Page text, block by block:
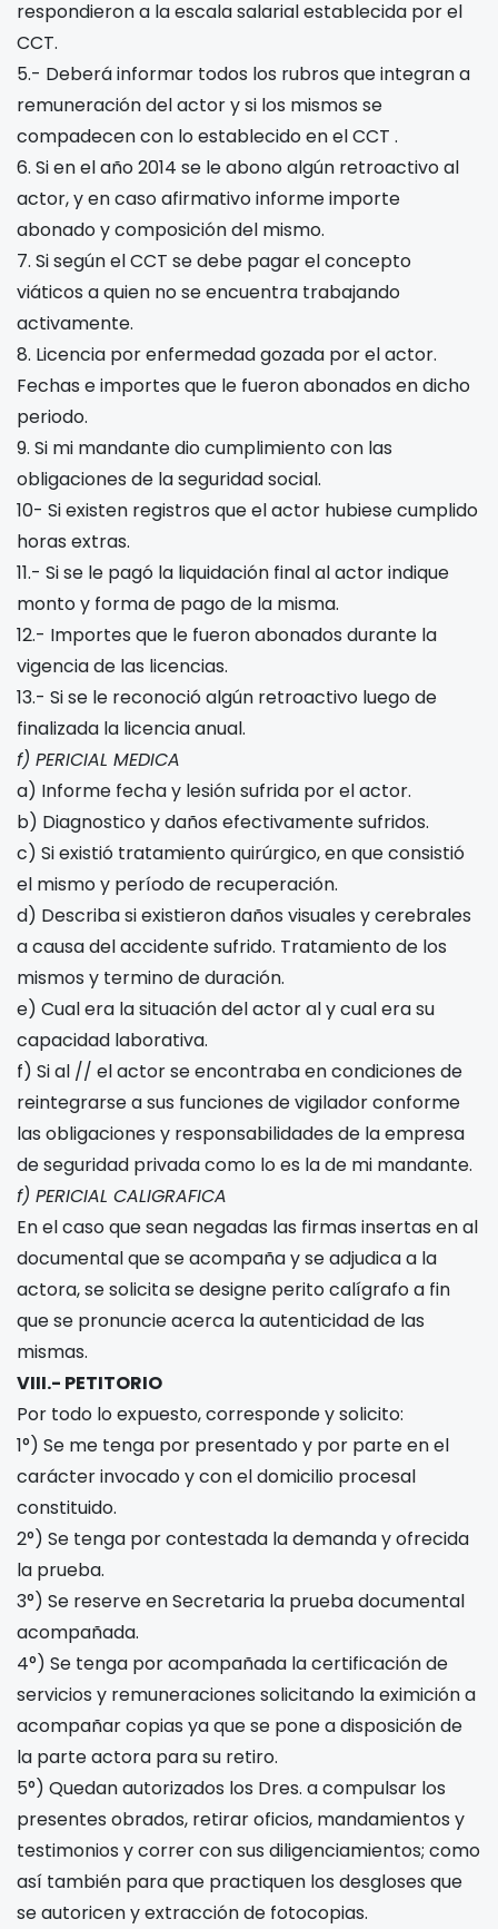
respondieron a la escala salarial establecida por el
CCT.
5.- Deberá informar todos los rubros que integran a
remuneración del actor y si los mismos se
compadecen con lo establecido en el CCT .
6. Si en el año 2014 se le abono algún retroactivo al
actor, y en caso afirmativo informe importe
abonado y composición del mismo.
7. Si según el CCT se debe pagar el concepto
viáticos a quien no se encuentra trabajando
activamente.
8. Licencia por enfermedad gozada por el actor.
Fechas e importes que le fueron abonados en dicho
periodo.
9. Si mi mandante dio cumplimiento con las
obligaciones de la seguridad social.
10- Si existen registros que el actor hubiese cumplido
horas extras.
11.- Si se le pagó la liquidación final al actor indique
monto y forma de pago de la misma.
12.- Importes que le fueron abonados durante la
vigencia de las licencias.
13.- Si se le reconoció algún retroactivo luego de
finalizada la licencia anual.
f) PERICIAL MEDICA
a) Informe fecha y lesión sufrida por el actor.
b) Diagnostico y daños efectivamente sufridos.
c) Si existió tratamiento quirúrgico, en que consistió
el mismo y período de recuperación.
d) Describa si existieron daños visuales y cerebrales
a causa del accidente sufrido. Tratamiento de los
mismos y termino de duración.
e) Cual era la situación del actor aly cual era su
capacidad laborativa.
f) Si al // el actor se encontraba en condiciones de
reintegrarse a sus funciones de vigilador conforme
las obligaciones y responsabilidades de la empresa
de seguridad privada como lo es la de mi mandante.
f) PERICIAL CALIGRAFICA
En el caso que sean negadas las firmas insertas en al
documental que se acompaña y se adjudica a la
actora, se solicita se designe perito calígrafo a fin
que se pronuncie acerca la autenticidad de las
mismas.
VIII.- PETITORIO
Por todo lo expuesto, corresponde y solicito:
1°) Se me tenga por presentado y por parte en el
carácter invocado y con el domicilio procesal
constituido.
2°) Se tenga por contestada la demanda y ofrecida
la prueba.
3°) Se reserve en Secretaria la prueba documental
acompañada.
4°) Se tenga por acompañada la certificación de
servicios y remuneraciones solicitando la eximición a
acompañar copias ya que se pone a disposición de
la parte actora para su retiro.
5°) Quedan autorizados los Dres. a compulsar los
presentes obrados, retirar oficios, mandamientos y
testimonios y correr con sus diligenciamientos; como
así también para que practiquen los desgloses que
se autoricen y extracción de fotocopias.